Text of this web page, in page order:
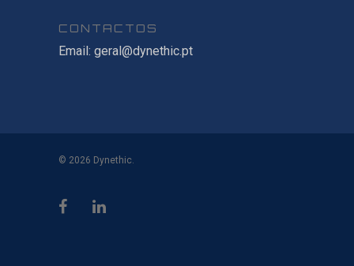
CONTACTOS
Email: geral@dynethic.pt
© 2026 Dynethic.